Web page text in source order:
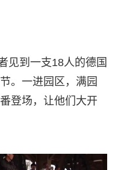
见到一支18人的德国
。一进园区，满园
登场，让他们大开